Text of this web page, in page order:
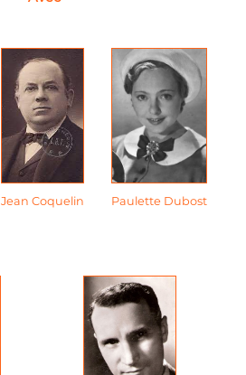
Jean Coquelin Paulette Dubost